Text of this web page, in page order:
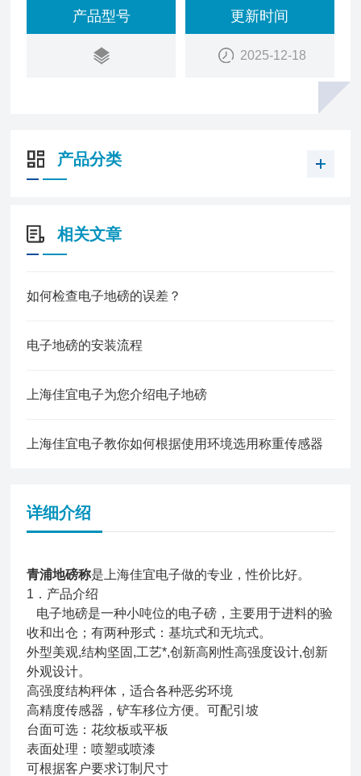
产品型号 更新时间
2025-12-18
产品分类
相关文章
如何检查电子地磅的误差？
电子地磅的安装流程
上海佳宜电子为您介绍电子地磅
上海佳宜电子教你如何根据使用环境选用称重传感器
详细介绍
青浦地磅称是上海佳宜电子做的专业，性价比好。
1．产品介绍
电子地磅是一种小吨位的电子磅，主要用于进料的验
收和出仓；有两种形式：基坑式和无坑式。
外型美观,结构坚固,工艺*,创新高刚性高强度设计,创新
外观设计。
高强度结构秤体，适合各种恶劣环境
高精度传感器，铲车移位方便。可配引坡
台面可选：花纹板或平板
表面处理：喷塑或喷漆
可根据客户要求订制尺寸